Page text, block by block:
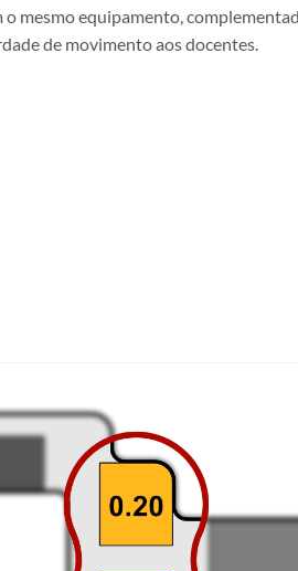
o mesmo equipamento,
de movimento aos docentes.